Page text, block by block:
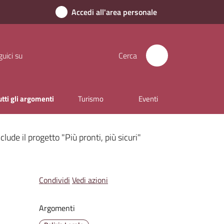
Accedi all'area personale
su Cerca
gli argomenti Turismo Eventi
il progetto "Più pronti, più sicuri"
Condividi Vedi azioni
Argomenti